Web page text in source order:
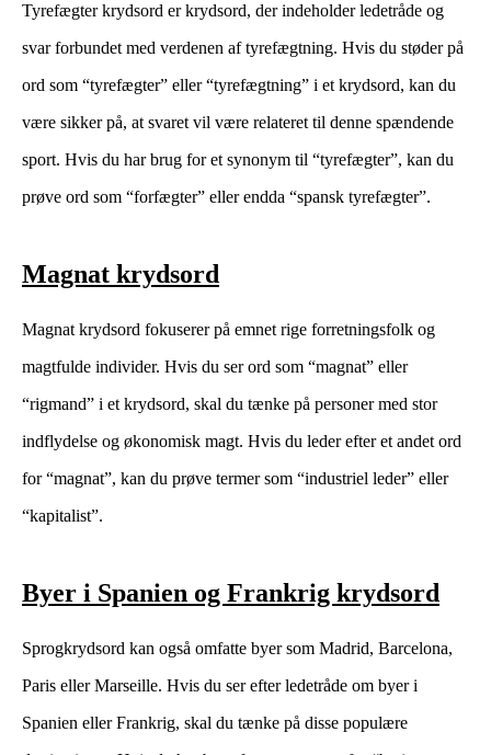
Tyrefægter krydsord er krydsord, der indeholder ledetråde og
svar forbundet med verdenen af tyrefægtning. Hvis du støder på
ord som “tyrefægter” eller “tyrefægtning” i et krydsord, kan du
være sikker på, at svaret vil være relateret til denne spændende
sport. Hvis du har brug for et synonym til “tyrefægter”, kan du
prøve ord som “forfægter” eller endda “spansk tyrefægter”.
Magnat krydsord
Magnat krydsord fokuserer på emnet rige forretningsfolk og
magtfulde individer. Hvis du ser ord som “magnat” eller
“rigmand” i et krydsord, skal du tænke på personer med stor
indflydelse og økonomisk magt. Hvis du leder efter et andet ord
for “magnat”, kan du prøve termer som “industriel leder” eller
“kapitalist”.
Byer i Spanien og Frankrig krydsord
Sprogkrydsord kan også omfatte byer som Madrid, Barcelona,
Paris eller Marseille. Hvis du ser efter ledetråde om byer i
Spanien eller Frankrig, skal du tænke på disse populære